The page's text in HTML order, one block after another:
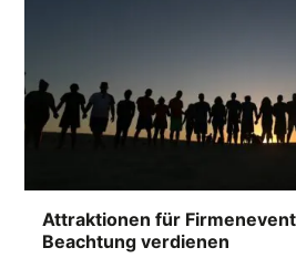
Attraktionen für
Beachtung verdienen